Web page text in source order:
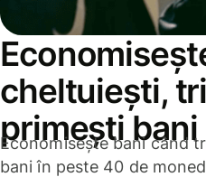
cheltuiești,
primești bani
Economisește bani când
bani în peste 40 de